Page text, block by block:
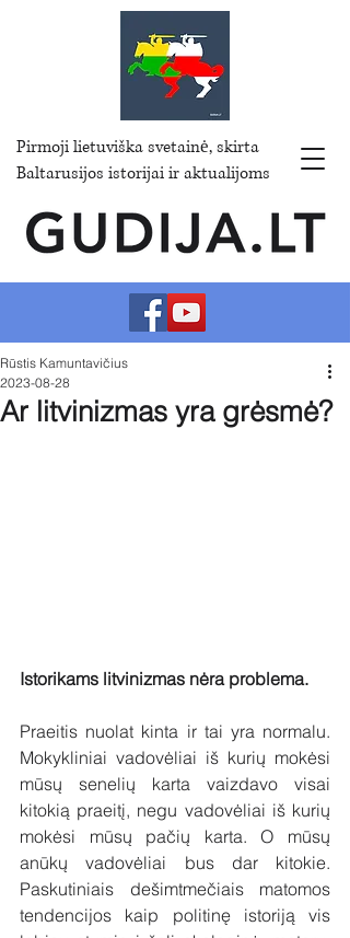
Pirmoji lietuviška svetainė, skirta
Baltarusijos istorijai ir aktualijoms
Ar litvinizmas yra grėsmė?
Rūstis Kamuntavičius
2023-08-28
Istorikams litvinizmas nėra problema.
Praeitis nuolat kinta ir tai yra normalu.
Mokykliniai vadovėliai iš kurių mokėsi
mūsų senelių karta vaizdavo visai
kitokią praeitį, negu vadovėliai iš kurių
mokėsi mūsų pačių karta. O mūsų
anūkų vadovėliai bus dar kitokie.
Paskutiniais dešimtmečiais matomos
tendencijos kaip politinę istoriją vis